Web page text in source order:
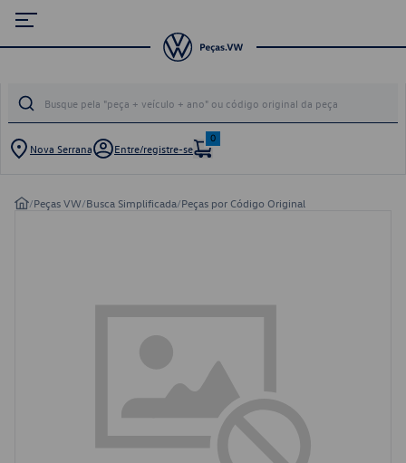
Nova Serrana Entre/registre-se
0
/Peças VW/Busca Simplificada/Peças por Código Original